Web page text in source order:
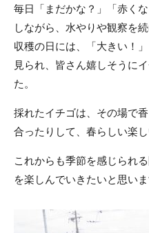
毎日「まだかな？」「赤く
しながら、水やりや観察を続
収穫の日には、「大きい！
見られ、皆さん嬉しそうに
た。
採れたイチゴは、その場で
合ったりして、春らしい楽
これからも季節を感じられ
を楽しんでいきたいと思いま